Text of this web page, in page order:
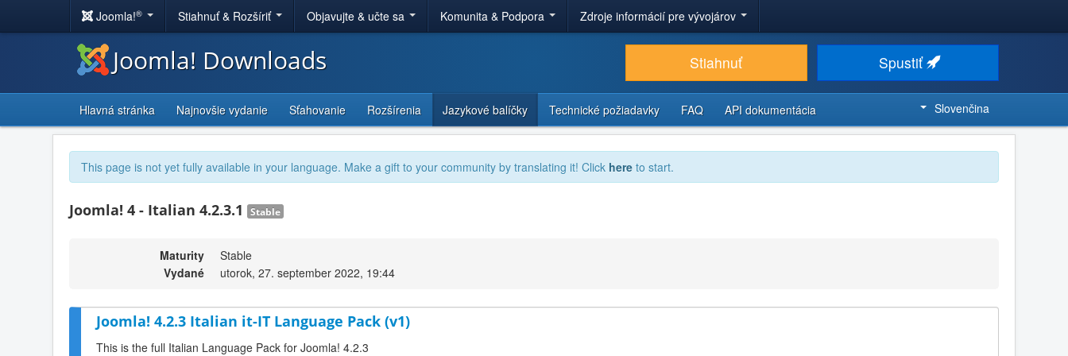
Joomla!® Stiahnuť & Rozšíriť Objavujte & učte sa Komunita & Podpora Zdroje informácií pre vývojárov
Joomla! Downloads Stiahnuť Spustiť
Hlavná stránka Najnovšie vydanie Sťahovanie Rozšírenia Jazykové balíčky Technické požiadavky FAQ API dokumentácia Slovenčina
This page is not yet fully available in your language. Make a gift to your community by translating it! Click here to start.
Joomla! 4 - Italian 4.2.3.1 Stable
Maturity
Stable
Vydané
utorok, 27. september 2022, 19:44
Joomla! 4.2.3 Italian it-IT Language Pack (v1)
This is the full Italian Language Pack for Joomla! 4.2.3